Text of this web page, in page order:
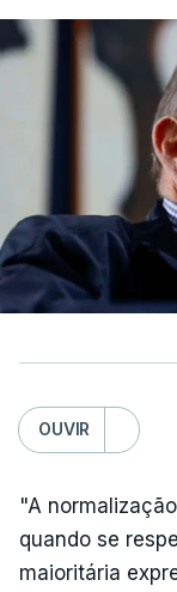
OUVIR
"A
quando se
maioritária